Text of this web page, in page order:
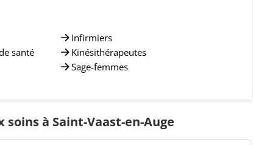
santé
Infirmiers
Kinésithérapeutes
Sage-femmes
soins à Saint-Vaast-en-Auge